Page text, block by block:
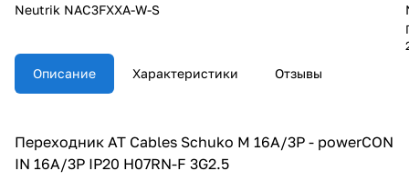
Neutrik NAC3FXXA-W-S
Описание Характеристики Отзывы
Переходник AT Cables Schuko M 16A/3P - powerCON
IN 16A/3P IP20 H07RN-F 3G2.5